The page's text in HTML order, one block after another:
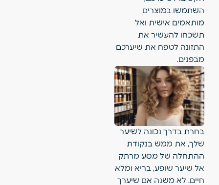
השתמשו במוצרים
מותאמים אישית ואל
תשכחו להעשיר את
התזונה לטפח את שיערכם
מבפנים.
בחרת בדרך נכונה לשיער
שלך, את ממש בנקודת
ההתחלה של מסע מרתק
אל שיער שופע, בריא ומלא
חיים. לא משנה אם שיערך